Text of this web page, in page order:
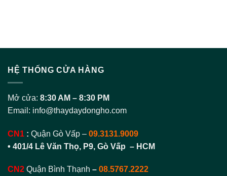
HỆ THỐNG CỬA HÀNG
Mở cửa: 8:30 AM – 8:30 PM
Email: info@thaydaydongho.com
CN1 : Quận Gò Vấp – 09.3131.9009
• 401/4 Lê Văn Thọ, P9, Gò Vấp – HCM
CN2 Quận Bình Thạnh – 08.5767.2222